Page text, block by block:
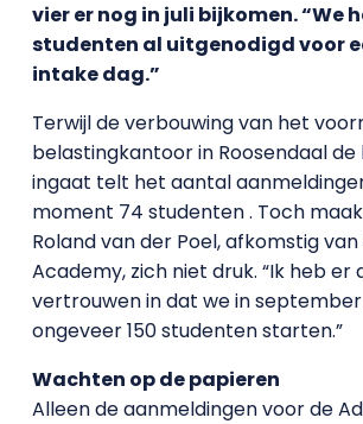
vier er nog in juli bijkomen. “We
studenten al uitgenodigd voor
intake dag.”
Terwijl de verbouwing van het
belastingkantoor in Roosendaal
ingaat telt het aantal
moment 74 studenten . Toch
Roland van der Poel, afkomstig
Academy, zich niet druk. “Ik heb er
vertrouwen in dat we in
ongeveer 150 studenten starten.”
Wachten op de papieren
Alleen de aanmeldingen voor de